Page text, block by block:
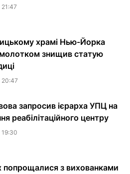
храмі Нью-Йорка
знищив статую
запросив ієрарха УПЦ на
реабілітаційного центру
попрощалися з вихованками